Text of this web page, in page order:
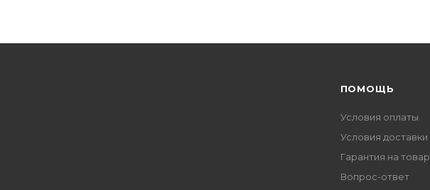
ПОМОЩЬ
Условия оплаты
Условия доставки
Гарантия на товар
Вопрос-ответ